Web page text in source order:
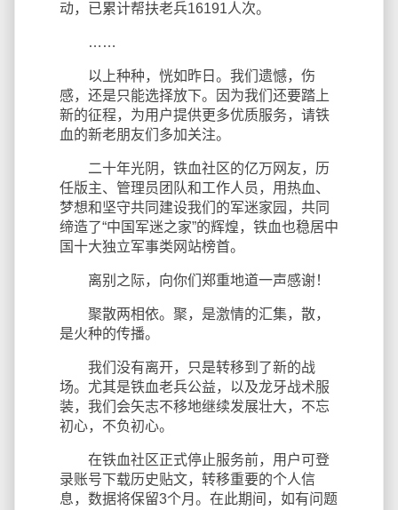
动，已累计帮扶老兵16191人次。
……
以上种种，恍如昨日。我们遗憾，伤
感，还是只能选择放下。因为我们还要踏上
新的征程，为用户提供更多优质服务，请铁
血的新老朋友们多加关注。
二十年光阴，铁血社区的亿万网友，历
任版主、管理员团队和工作人员，用热血、
梦想和坚守共同建设我们的军迷家园，共同
缔造了“中国军迷之家”的辉煌，铁血也稳居中
国十大独立军事类网站榜首。
离别之际，向你们郑重地道一声感谢！
聚散两相依。聚，是激情的汇集，散，
是火种的传播。
我们没有离开，只是转移到了新的战
场。尤其是铁血老兵公益，以及龙牙战术服
装，我们会矢志不移地继续发展壮大，不忘
初心，不负初心。
在铁血社区正式停止服务前，用户可登
录账号下载历史贴文，转移重要的个人信
息，数据将保留3个月。在此期间，如有问题